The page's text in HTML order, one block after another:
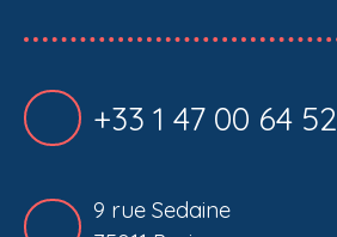
+33 1 47 00 64 52
9 rue Sedaine